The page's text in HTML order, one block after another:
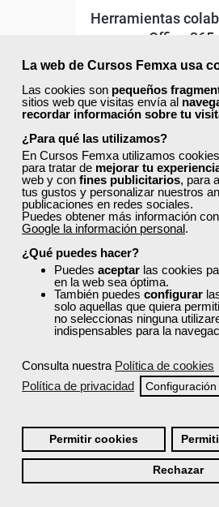
La web de Cursos Femxa usa
Las cookies son pequeños
sitios web que visitas envía al
recordar información sobre tu
¿Para qué las utilizamos?
En Cursos Femxa utilizamos
para tratar de mejorar tu
web y con fines publicitarios, para
tus gustos y personalizar nuestros
publicaciones en redes sociales.
Puedes obtener más información
Google la información personal.
¿Qué puedes hacer?
Puedes aceptar las cookies
en la web sea óptima.
También puedes configurar
solo aquellas que quiera
no seleccionas ninguna
indispensables para la
Consulta nuestra Política de cookies
Política de privacidad
Configuración
Permitir cookies
Rechazar
Herramientas
Office 365
Curso Gratuito
50 horas
Online (toda
Matrícula
2 151
ONLINE
Cursos Femxa